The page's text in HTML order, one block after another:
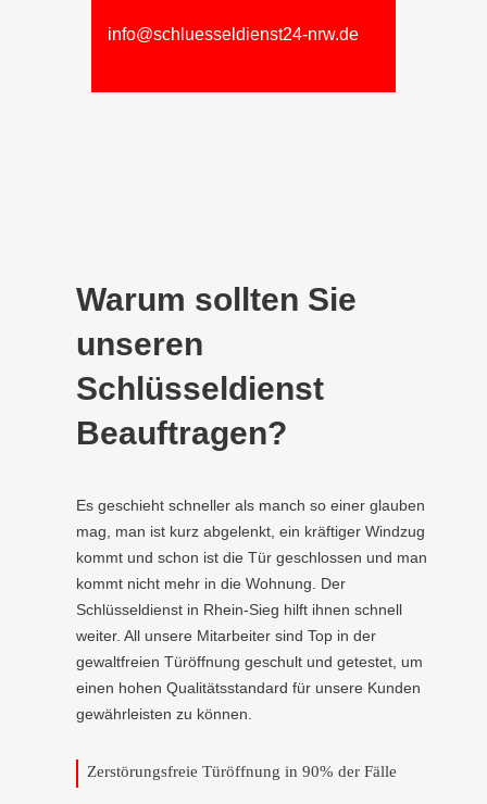
info@schluesseldienst24-nrw.de
Warum sollten Sie
unseren
Schlüsseldienst
Beauftragen?
Es geschieht schneller als manch so einer glauben
mag, man ist kurz abgelenkt, ein kräftiger Windzug
kommt und schon ist die Tür geschlossen und man
kommt nicht mehr in die Wohnung. Der
Schlüsseldienst in Rhein-Sieg hilft ihnen schnell
weiter. All unsere Mitarbeiter sind Top in der
gewaltfreien Türöffnung geschult und getestet, um
einen hohen Qualitätsstandard für unsere Kunden
gewährleisten zu können.
Zerstörungsfreie Türöffnung in 90% der Fälle